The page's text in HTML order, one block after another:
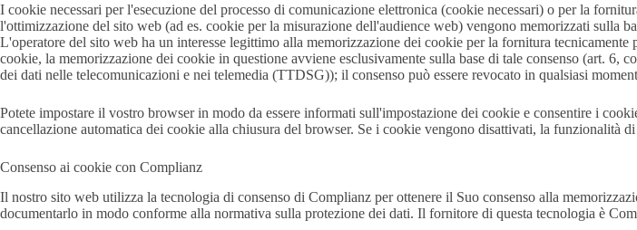
I cookie necessari per l'esecuzione del processo di comunicazione elettronica (cookie necessari) o per la
l'ottimizzazione del sito web (ad es. cookie per la misurazione dell'audience web) vengono memorizzati sulla
L'operatore del sito web ha un interesse legittimo alla memorizzazione dei cookie per la fornitura
cookie, la memorizzazione dei cookie in questione avviene esclusivamente sulla base di tale consenso (art.
dei dati nelle telecomunicazioni e nei telemedia (TTDSG)); il consenso può essere revocato in qualsiasi
Potete impostare il vostro browser in modo da essere informati sull'impostazione dei cookie e consentire i
cancellazione automatica dei cookie alla chiusura del browser. Se i cookie vengono disattivati, la funzionalità
Consenso ai cookie con Complianz
Il nostro sito web utilizza la tecnologia di consenso di Complianz per ottenere il Suo consenso alla
documentarlo in modo conforme alla normativa sulla protezione dei dati. Il fornitore di questa tecnologia è